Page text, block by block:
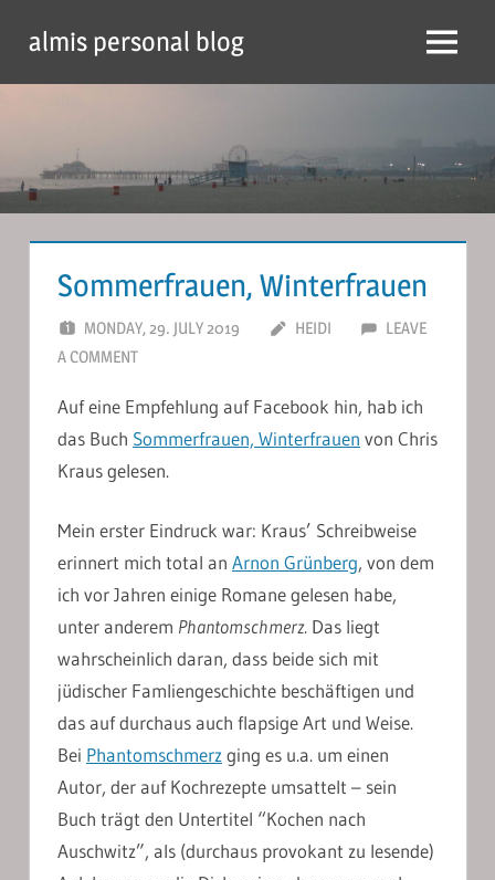
content
almis personal blog Menu
Sommerfrauen, Winterfrauen
MONDAY, 29. JULY 2019 HEIDI
LEAVE
A COMMENT
Auf eine Empfehlung auf Facebook hin, hab ich
das Buch Sommerfrauen, Winterfrauen von Chris
Kraus gelesen.
Mein erster Eindruck war: Kraus’ Schreibweise
erinnert mich total an Arnon Grünberg, von dem
ich vor Jahren einige Romane gelesen habe,
unter anderem Phantomschmerz. Das liegt
wahrscheinlich daran, dass beide sich mit
jüdischer Famliengeschichte beschäftigen und
das auf durchaus auch flapsige Art und Weise.
Bei Phantomschmerzging es u.a. um einen
Autor, der auf Kochrezepte umsattelt – sein
Buch trägt den Untertitel “Kochen nach
Auschwitz”, als (durchaus provokant zu lesende)